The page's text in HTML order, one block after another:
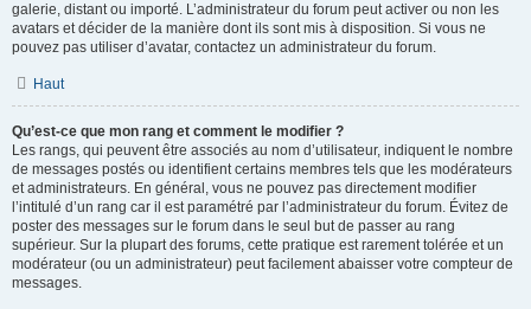
galerie, distant ou importé. L’administrateur du forum peut activer ou non les
avatars et décider de la manière dont ils sont mis à disposition. Si vous ne
pouvez pas utiliser d’avatar, contactez un administrateur du forum.
Haut
Qu’est-ce que mon rang et comment le modifier ?
Les rangs, qui peuvent être associés au nom d’utilisateur, indiquent le nombre
de messages postés ou identifient certains membres tels que les modérateurs
et administrateurs. En général, vous ne pouvez pas directement modifier
l’intitulé d’un rang car il est paramétré par l’administrateur du forum. Évitez de
poster des messages sur le forum dans le seul but de passer au rang
supérieur. Sur la plupart des forums, cette pratique est rarement tolérée et un
modérateur (ou un administrateur) peut facilement abaisser votre compteur de
messages.